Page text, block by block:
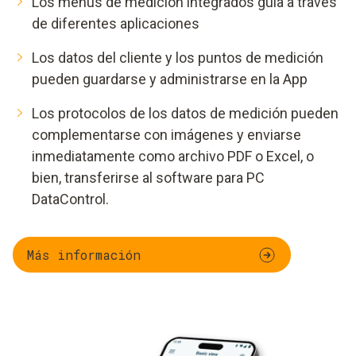
de diferentes aplicaciones
Los datos del cliente y los puntos de medición
pueden guardarse y administrarse en la App
Los protocolos de los datos de medición pueden
complementarse con imágenes y enviarse
inmediatamente como archivo PDF o Excel, o
bien, transferirse al software para PC
DataControl.
Más información